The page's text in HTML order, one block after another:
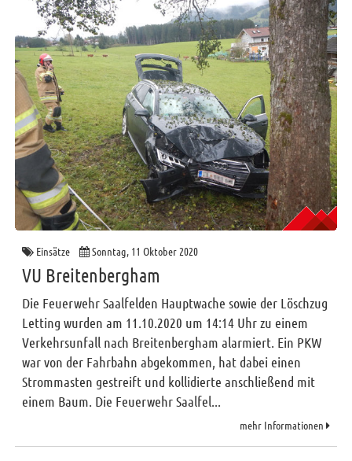
Einsätze Sonntag, 11 Oktober 2020
VU Breitenbergham
Die Feuerwehr Saalfelden Hauptwache sowie der Löschzug
Letting wurden am 11.10.2020 um 14:14 Uhr zu einem
Verkehrsunfall nach Breitenbergham alarmiert. Ein PKW
war von der Fahrbahn abgekommen, hat dabei einen
Strommasten gestreift und kollidierte anschließend mit
einem Baum. Die Feuerwehr Saalfel...
mehr Informationen